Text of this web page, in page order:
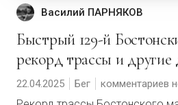
Василий ПАРНЯКОВ
Быстрый 129-й Бостонский марафон-2025:
рекорд трассы и
22.04.2025 Бег комментариев